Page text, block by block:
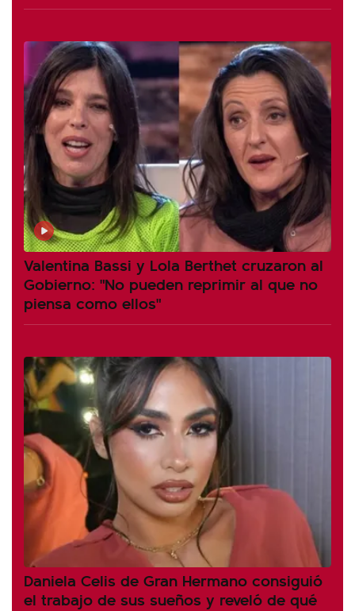
Valentina Bassi y Lola Berthet cruzaron al
Gobierno: "No pueden reprimir al que no
piensa como ellos"
Daniela Celis de Gran Hermano consiguió
el trabajo de sus sueños y reveló de qué